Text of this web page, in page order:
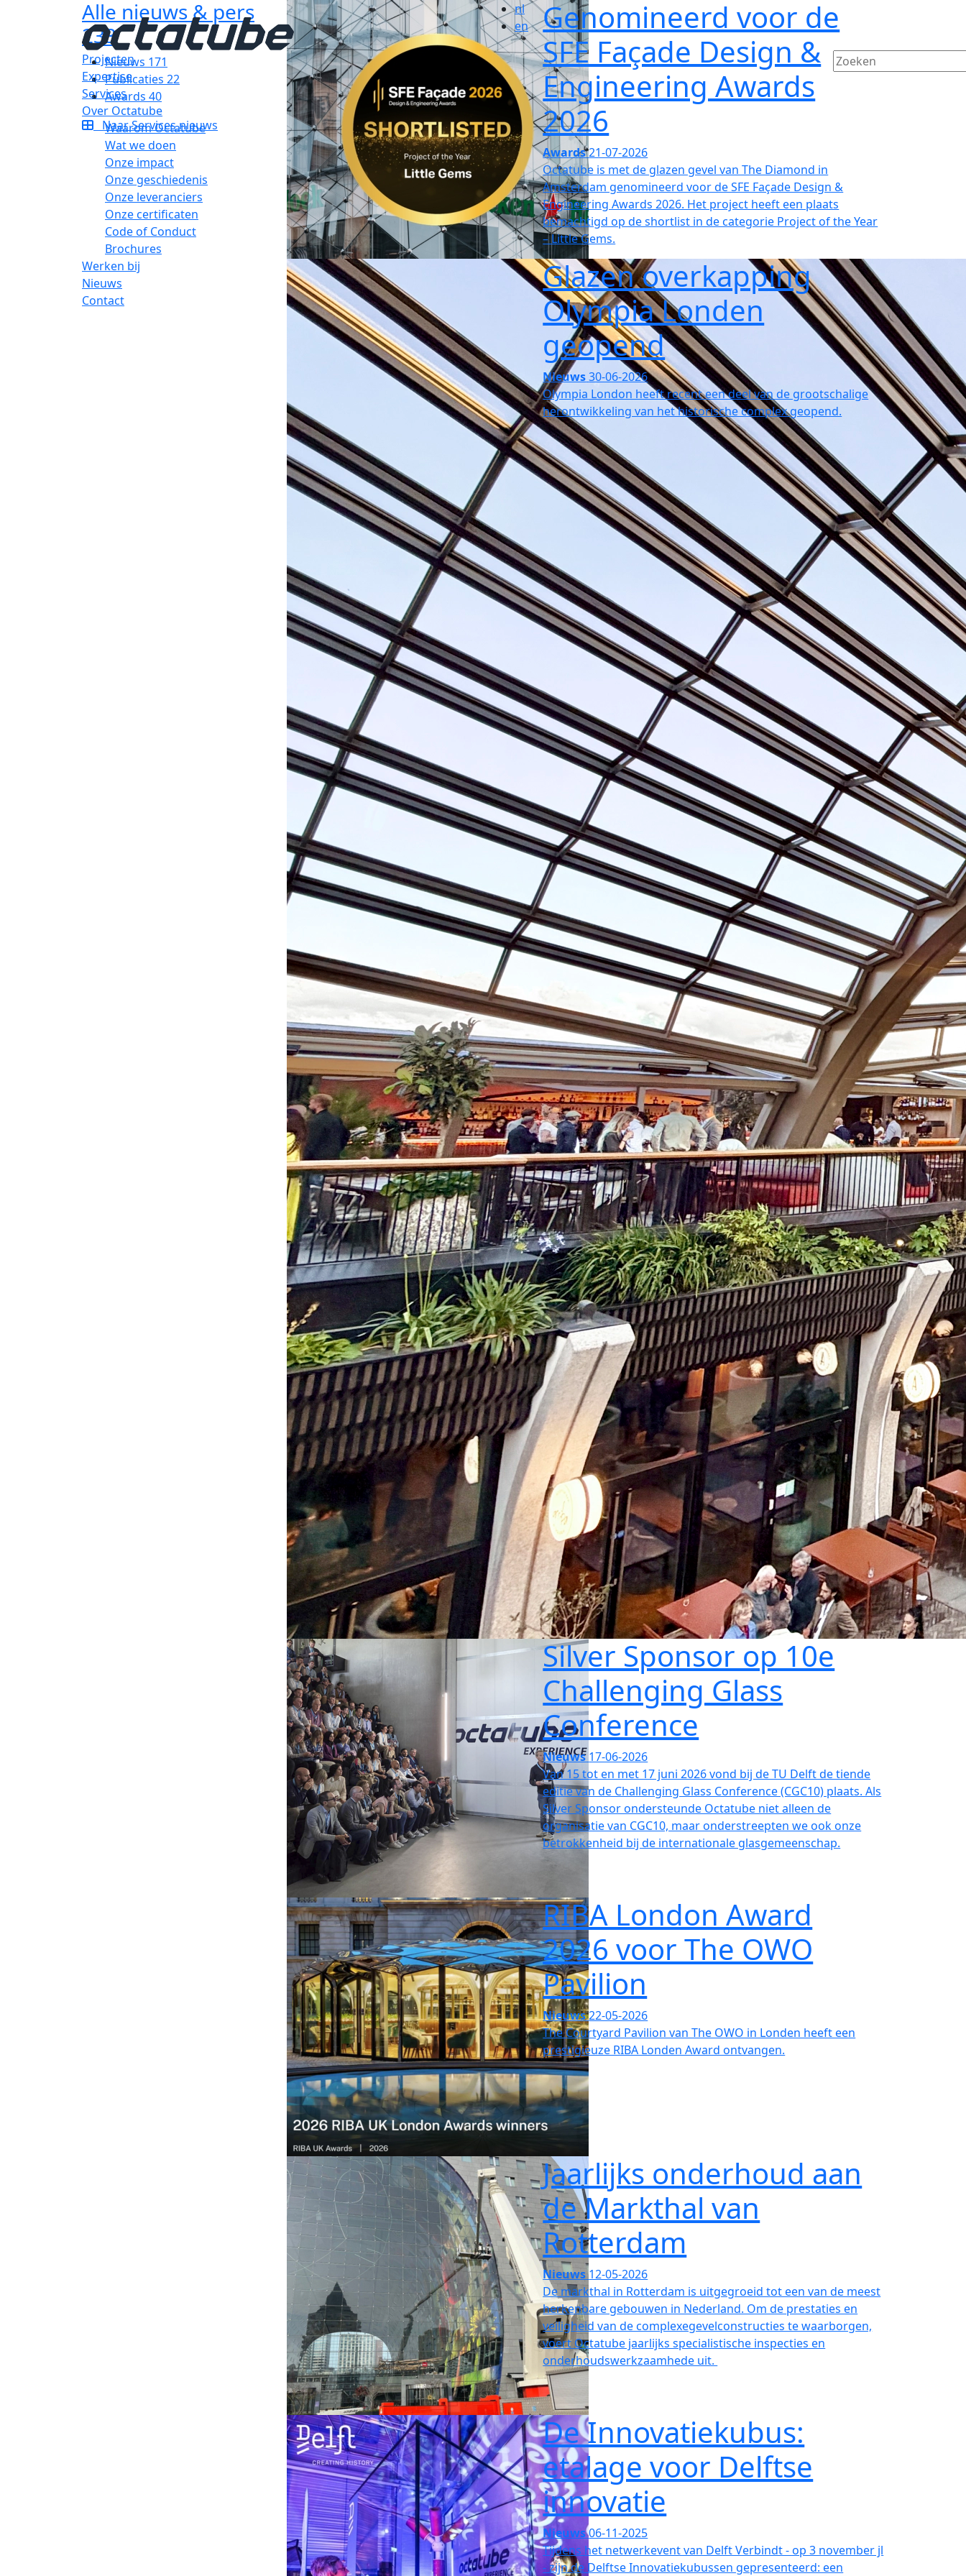
nl
en
Projecten
Expertise
Services
Over Octatube
Waarom Octatube
Wat we doen
Onze impact
Onze geschiedenis
Onze leveranciers
Onze certificaten
Code of Conduct
Brochures
Werken bij
Nieuws
Contact
Alle nieuws & pers
233
Nieuws 171
Publicaties 22
Awards 40
Naar Services nieuws
Genomineerd voor de
SFE Façade Design &
Engineering Awards
2026
Awards21-07-2026
Octatube is met de glazen gevel van The Diamond in
Amsterdam genomineerd voor de SFE Façade Design &
Engineering Awards 2026. Het project heeft een plaats
bemachtigd op de shortlist in de categorie Project of the Year
– Little Gems.
Glazen overkapping
Olympia Londen
geopend
Nieuws30-06-2026
Olympia London heeft recent een deel van de grootschalige
herontwikkeling van het historische complex geopend.
Silver Sponsor op 10e
Challenging Glass
Conference
Nieuws 17-06-2026
Van 15 tot en met 17 juni 2026 vond bij de TU Delft de tiende
editie van de Challenging Glass Conference (CGC10) plaats. Als
Silver Sponsor ondersteunde Octatube niet alleen de
organisatie van CGC10, maar onderstreepten we ook onze
betrokkenheid bij de internationale glasgemeenschap.
RIBA London Award
2026 voor The OWO
Pavilion
Nieuws22-05-2026
The Courtyard Pavilion van The OWO in Londen heeft een
prestigieuze RIBA Londen Award ontvangen.
Jaarlijks onderhoud aan
de Markthal van
Rotterdam
Nieuws 12-05-2026
De markthal in Rotterdam is uitgegroeid tot een van de meest
herkenbare gebouwen in Nederland. Om de prestaties en
veiligheid van de complexegevelconstructies te waarborgen,
voert Octatube jaarlijks specialistische inspecties en
onderhoudswerkzaamhede uit.
De Innovatiekubus:
etalage voor Delftse
innovatie
Nieuws06-11-2025
Tijdens het netwerkevent van Delft Verbindt - op 3 november jl
- zijn de Delftse Innovatiekubussen gepresenteerd: een